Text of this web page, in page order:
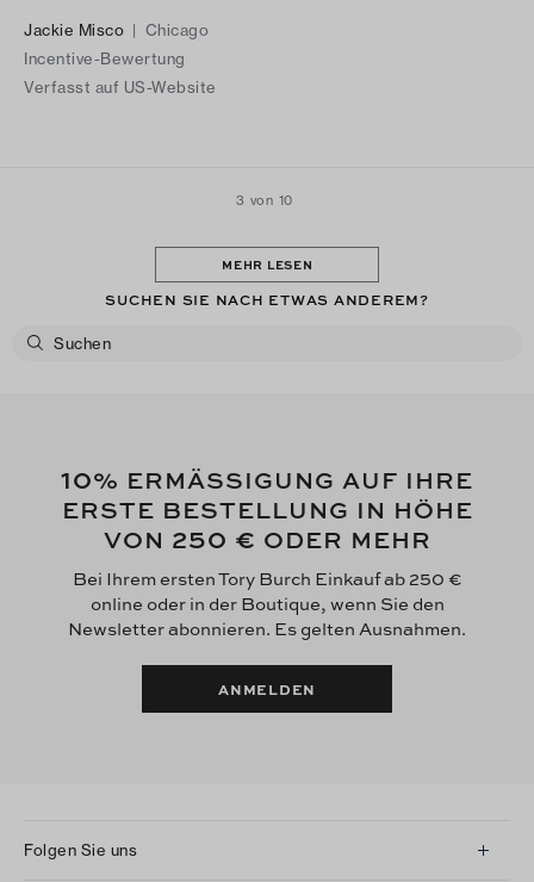
Jackie Misco | Chicago
Incentive-Bewertung
Verfasst auf US-Website
3 von 10
MEHR LESEN
SUCHEN SIE NACH ETWAS ANDEREM?
10% ERMÄSSIGUNG AUF IHRE
ERSTE BESTELLUNG IN HÖHE
VON 250 € ODER MEHR
Bei Ihrem ersten Tory Burch Einkauf ab 250 €
online oder in der Boutique, wenn Sie den
Newsletter abonnieren. Es gelten Ausnahmen.
ANMELDEN
Folgen Sie uns